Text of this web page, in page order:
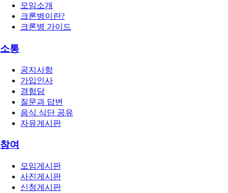
모임소개
크론병이란?
크론병 가이드
소통
공지사항
가입인사
경험담
질문과 답변
음식 식단 공유
자유게시판
참여
모임게시판
사진게시판
신청게시판